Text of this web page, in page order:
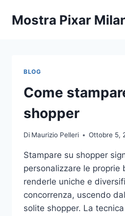
Mostra Pixar
BLOG
Come
shopper
Di Maurizio Pelleri Ottobre 5,
Stampare su shopper
personalizzare le proprie
renderle uniche e
concorrenza, uscendo
solite shopper. La